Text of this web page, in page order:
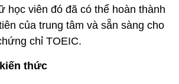
học viên đó đã có thể hoàn thành
của trung tâm và sẵn sàng cho
chỉ TOEIC.
thức